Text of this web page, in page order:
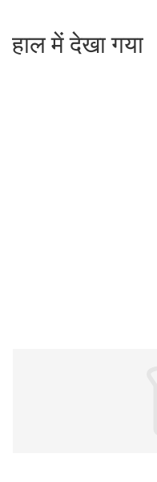
हाल में देखा गया